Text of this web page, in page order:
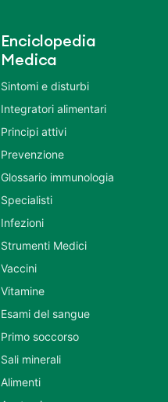
Enciclopedia
Medica
Sintomi e disturbi
Integratori alimentari
Principi attivi
Prevenzione
Glossario immunologia
Specialisti
Infezioni
Strumenti Medici
Vaccini
Vitamine
Esami del sangue
Primo soccorso
Sali minerali
Alimenti